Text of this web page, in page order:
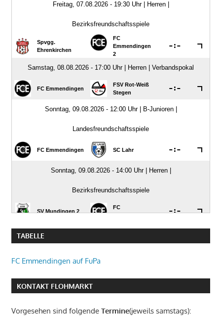
TABELLE
FC Emmendingen auf FuPa
KONTAKT FLOHMARKT
Vorgesehen sind folgende Termine(jeweils samstags):